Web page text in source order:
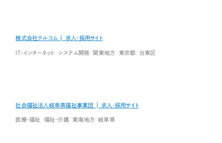
株式会社クルコム | 求人・採用サイト
IT・インターネット システム開発 関東地方 東京都 台東区
社会福祉法人岐阜県福祉事業団 | 求人・採用サイト
医療・福祉 福祉・介護 東海地方 岐阜県